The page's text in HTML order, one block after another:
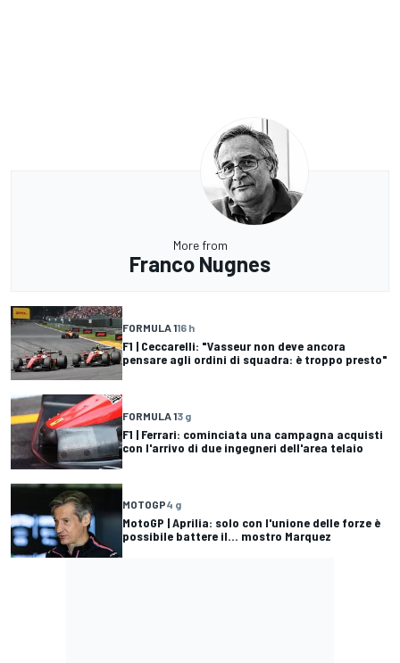
More from
Franco Nugnes
FORMULA 116 h
F1 | Ceccarelli: "Vasseur non deve ancora
pensare agli ordini di squadra: è troppo presto"
FORMULA 13 g
F1 | Ferrari: cominciata una campagna acquisti
con l'arrivo di due ingegneri dell'area telaio
MOTOGP4 g
MotoGP | Aprilia: solo con l'unione delle forze è
possibile battere il... mostro Marquez